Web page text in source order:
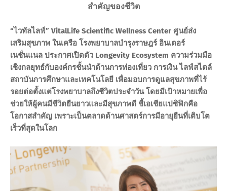
สำคัญของชีวิต
“ไวทัลไลฟ์” VitalLife Scientific Wellness Center ศูนย์ส่ง
เสริมสุขภาพ ในเครือ โรงพยาบาลบำรุง​ราษฎร์​ อินเตอร์
เนชั่นแนล​ ประกาศเปิดตัว Longevity Ecosystem ความร่วมมือ
เชิงกลยุทธ์กับองค์กรชั้นนำด้านการท่องเที่ยว การเงิน ไลฟ์สไตล์
สถาบันการศึกษาและเทคโนโลยี เพื่อมอบการดูแลสุขภาพที่ไร้
รอยต่อตั้งแต่โรงพยาบาลถึงชีวิตประจำวัน โดยมีเป้าหมายเพื่อ
ช่วยให้ผู้คนมีชีวิตยืนยาวและมีสุขภาพดี ชี้เอเชียแปซิฟิกคือ
โอกาสสำคัญ เพราะเป็นตลาดด้านศาสตร์การมีอายุยืนที่เติบโต
เร็วที่สุดในโลก